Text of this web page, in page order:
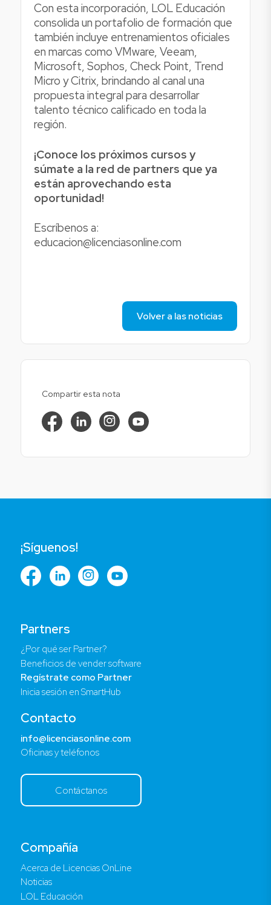
Con esta incorporación, LOL Educación
consolida un portafolio de formación que
también incluye entrenamientos oficiales
en marcas como VMware, Veeam,
Microsoft, Sophos, Check Point, Trend
Micro y Citrix, brindando al canal una
propuesta integral para desarrollar
talento técnico calificado en toda la
región.
¡Conoce los próximos cursos y
súmate a la red de partners que ya
están aprovechando esta
oportunidad!
Escríbenos a:
educacion@licenciasonline.com
Volver a las noticias
Compartir esta nota
Compañía
Acerca de Licencias OnLine
Noticias
LOL Educación
Partners
¿Por qué ser Partner?
Beneficios de vender software
Regístrate como Partner
Inicia sesión en SmartHub
Contacto
info@licenciasonline.com
Oficinas y teléfonos
Contáctanos
¡Síguenos!